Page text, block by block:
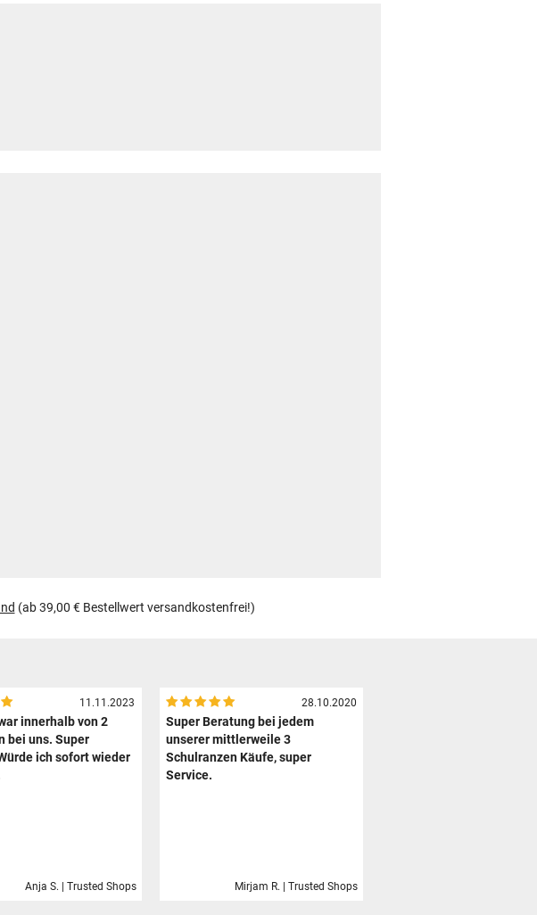
(ab 39,00 € Bestellwert versandkostenfrei!)
11.11.2023
innerhalb von 2
bei uns. Super
ich sofort wieder
Anja S. | Trusted Shops
28.10.2020
Super Beratung bei jedem
unserer mittlerweile 3
Schulranzen Käufe, super
Service.
Mirjam R. | Trusted Shops